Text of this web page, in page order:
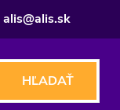
alis@alis.sk
HĽADAŤ